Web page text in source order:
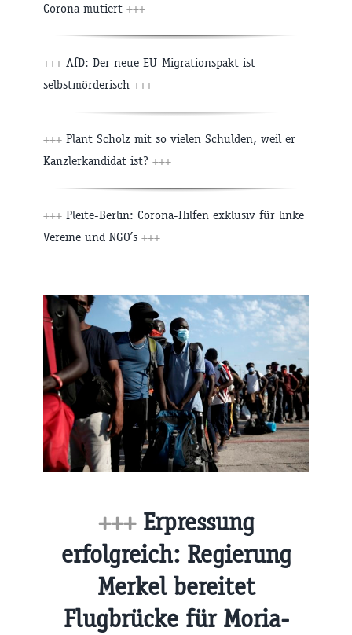
Corona mutiert +++
+++ AfD: Der neue EU-Migrationspakt ist
selbstmörderisch +++
+++ Plant Scholz mit so vielen Schulden, weil er
Kanzlerkandidat ist? +++
+++ Pleite-Berlin: Corona-Hilfen exklusiv für linke
Vereine und NGO’s +++
+++Erpressung
erfolgreich: Regierung
Merkel bereitet
Flugbrücke für Moria-